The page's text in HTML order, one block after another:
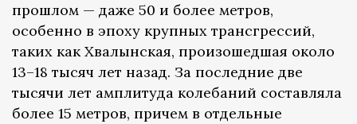
прошлом — даже 50 и более метров,
особенно в эпоху крупных трансгрессий,
таких как Хвалынская, произошедшая около
13–18 тысяч лет назад. За последние две
тысячи лет амплитуда колебаний составляла
более 15 метров, причем в отдельные